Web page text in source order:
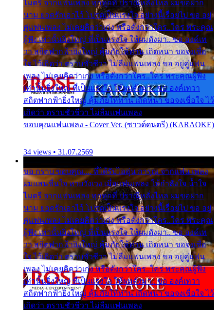
ไมตรี จากแฟนเพลง ทุกทุกที่ ปราณีหลั่งไหล ผมขอฝาก
นาม ยอดรักเอาไว้ โปรดเป็นแรงใจ อย่างนี้เรื่อยไป ขอ อยู่
คู่แฟนเพลง ไม่เคยคิดว่าเก่ง หรือดังกว่าใคร..ใคร พระคุณ
ผู้ฟัง เท่านั้นยิ่งใหญ่ ที่เป็นแรงใจ ให้ผมดังมา.. ขอ องค์เท
วา สถิตฟากฟ้ายิ่งใหญ่ คุ้มภัยให้ท่าน เถิดหนา ขอจงเชื่อ
ใจ ไว้เถิดว่า ตราบชั่วชีวา ไม่ลืมแฟนเพลง ขอ อยู่คู่แฟน
เพลง ไม่เคยคิดว่าเก่ง หรือดังกว่าใคร..ใคร พระคุณผู้ฟัง
เท่านั้นยิ่งใหญ่ ที่เป็นแรงใจ ให้ผมดังมา.. ขอ องค์เทวา
สถิตฟากฟ้ายิ่งใหญ่ คุ้มภัยให้ท่าน เถิดหนา ขอจงเชื่อใจ ไว้
เถิดว่า ตราบชั่วชีวา ไม่ลืมแฟนเพลง
ขอบคุณแฟนเพลง - Cover Ver. (ซาวด์ดนตรี) (KARAOKE)
34 views • 31.07.2569
ขอ กราบ ขอบคุณ.... ที่ได้รับไออุ่น การุณ จากแฟน เพลง
ผมแสนชื่นใจ หายวังเวง เมื่อแฟนเพลง ให้กำลังใจ น้ำใจ
ไมตรี จากแฟนเพลง ทุกทุกที่ ปราณีหลั่งไหล ผมขอฝาก
นาม ยอดรักเอาไว้ โปรดเป็นแรงใจ อย่างนี้เรื่อยไป ขอ อยู่
คู่แฟนเพลง ไม่เคยคิดว่าเก่ง หรือดังกว่าใคร..ใคร พระคุณ
ผู้ฟัง เท่านั้นยิ่งใหญ่ ที่เป็นแรงใจ ให้ผมดังมา.. ขอ องค์เท
วา สถิตฟากฟ้ายิ่งใหญ่ คุ้มภัยให้ท่าน เถิดหนา ขอจงเชื่อ
ใจ ไว้เถิดว่า ตราบชั่วชีวา ไม่ลืมแฟนเพลง ขอ อยู่คู่แฟน
เพลง ไม่เคยคิดว่าเก่ง หรือดังกว่าใคร..ใคร พระคุณผู้ฟัง
เท่านั้นยิ่งใหญ่ ที่เป็นแรงใจ ให้ผมดังมา.. ขอ องค์เทวา
สถิตฟากฟ้ายิ่งใหญ่ คุ้มภัยให้ท่าน เถิดหนา ขอจงเชื่อใจ ไว้
เถิดว่า ตราบชั่วชีวา ไม่ลืมแฟนเพลง